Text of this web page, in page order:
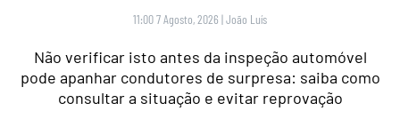
11:00 7 Agosto, 2026 |João Luís
Não verificar isto antes da inspeção automóvel
pode apanhar condutores de surpresa: saiba como
consultar a situação e evitar reprovação